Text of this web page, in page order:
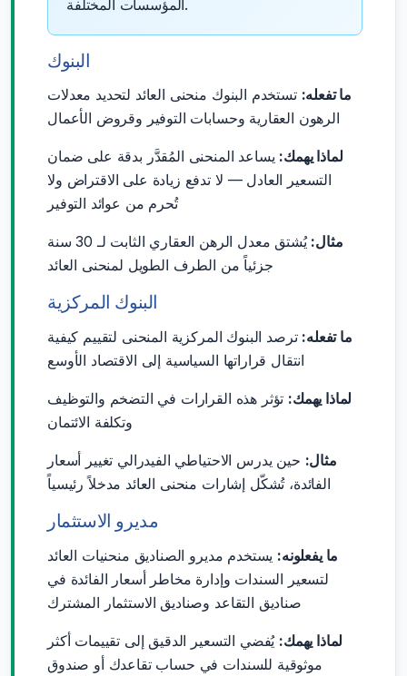
المؤسسات المختلفة.
البنوك
ما تفعله: تستخدم البنوك منحنى العائد لتحديد معدلات
الرهون العقارية وحسابات التوفير وقروض الأعمال
لماذا يهمك: يساعد المنحنى المُقدَّر بدقة على ضمان
التسعير العادل — لا تدفع زيادة على الاقتراض ولا
تُحرم من عوائد التوفير
مثال:
يُشتق معدل الرهن العقاري الثابت لـ 30 سنة
جزئياً من الطرف الطويل لمنحنى العائد
البنوك المركزية
ما تفعله: ترصد البنوك المركزية المنحنى لتقييم كيفية
انتقال قراراتها السياسية إلى الاقتصاد الأوسع
لماذا يهمك: تؤثر هذه القرارات في التضخم والتوظيف
وتكلفة الائتمان
مثال: حين يدرس الاحتياطي الفيدرالي تغيير أسعار
الفائدة، تُشكّل إشارات منحنى العائد مدخلاً رئيسياً
مديرو الاستثمار
ما يفعلونه: يستخدم مديرو الصناديق منحنيات العائد
لتسعير السندات وإدارة مخاطر أسعار الفائدة في
صناديق التقاعد وصناديق الاستثمار المشترك
لماذا يهمك: يُفضي التسعير الدقيق إلى تقييمات أكثر
موثوقية للسندات في حساب تقاعدك أو صندوق